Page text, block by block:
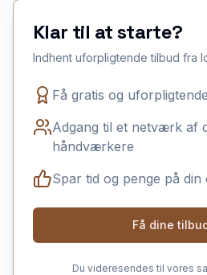
Klar til at starte?
Indhent uforpligtende tilbud fra
Få gratis og
Adgang til et netværk af
håndværkere
Spar tid og penge på din
Få dine
Du videresendes til vores